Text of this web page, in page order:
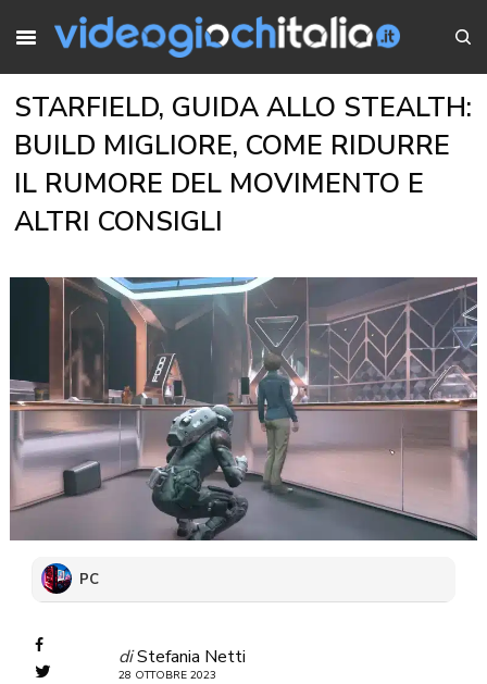
STARFIELD, GUIDA ALLO STEALTH:
BUILD MIGLIORE, COME RIDURRE
IL RUMORE DEL MOVIMENTO E
ALTRI CONSIGLI
PC
diStefania Netti
28 OTTOBRE 2023